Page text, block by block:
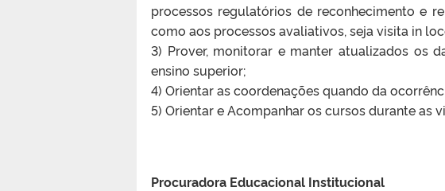
processos regulatórios de reconhecimento e
como aos processos avaliativos, seja visita in
3) Prover, monitorar e manter atualizados os
ensino superior;
4) Orientar as coordenações quando da
5) Orientar e Acompanhar os cursos durante as
Procuradora Educacional Institucional